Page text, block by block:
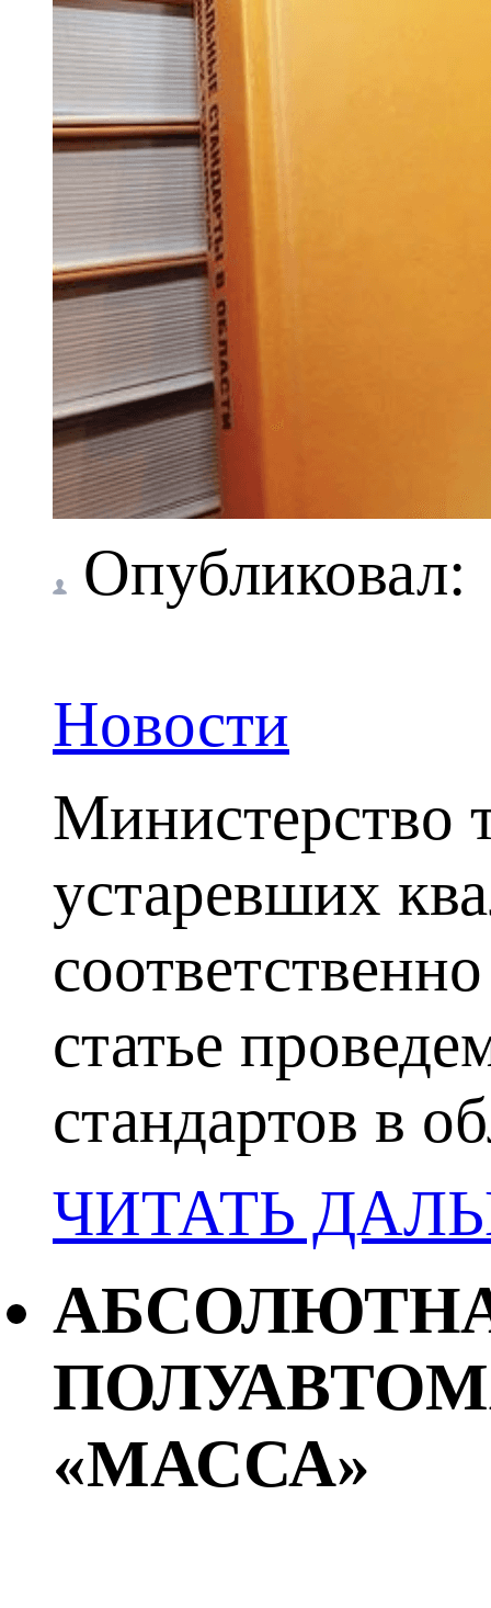
Новости
Министерство
устаревших
статье
стандартов в
ЧИТАТЬ
«МАССА»